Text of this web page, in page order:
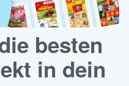
besten
in dein